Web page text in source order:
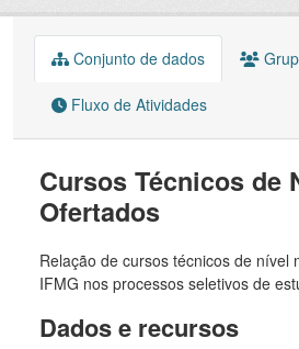
Conjunto de dados
Fluxo de Atividades
Cursos Técnicos de
Ofertados
Relação de cursos técnicos de nível
IFMG nos processos seletivos de
Dados e recursos